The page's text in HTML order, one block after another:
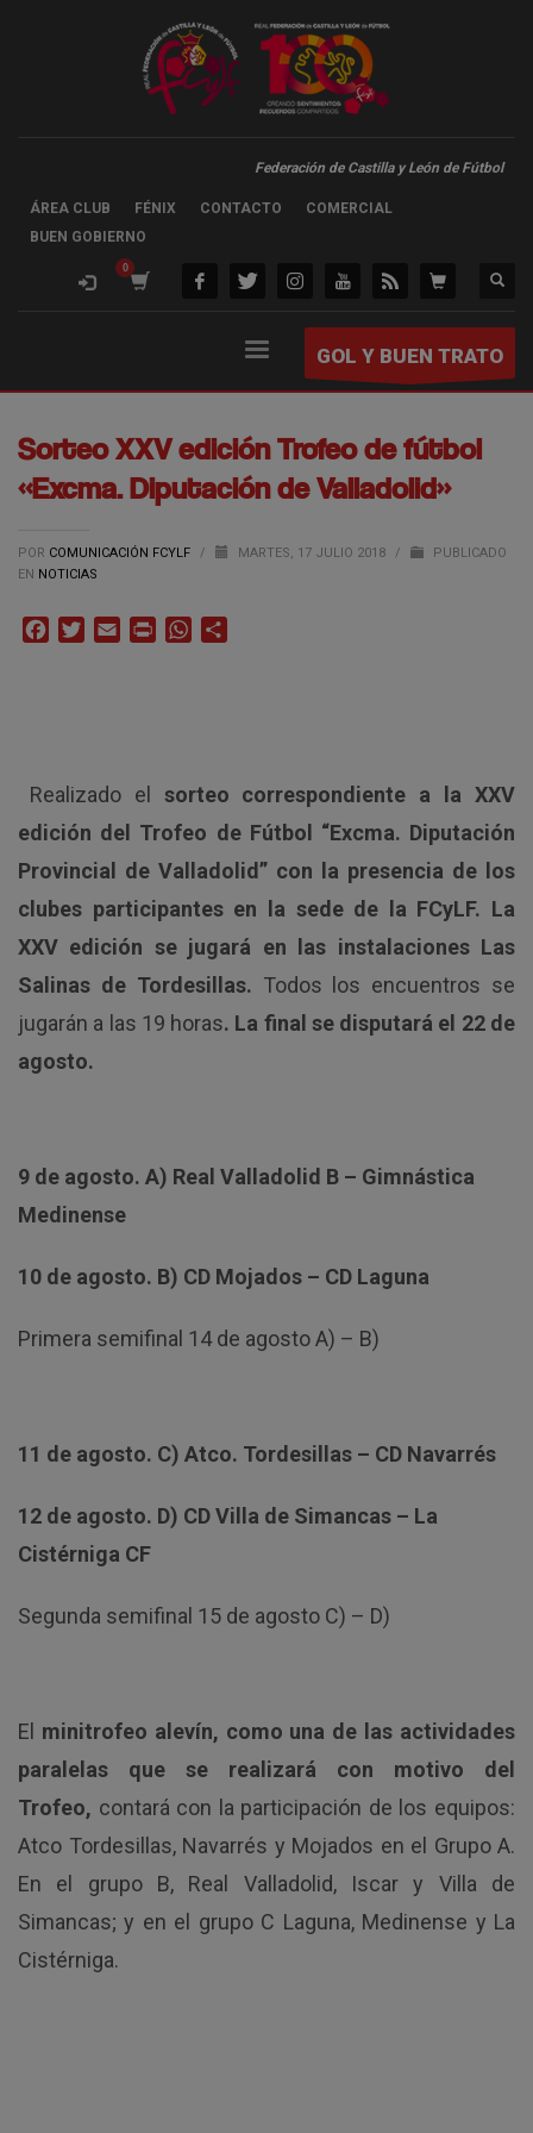
Federación de Castilla y León de Fútbol
ÁREA CLUB FÉNIX CONTACTO
COMERCIAL
BUEN GOBIERNO
GOL Y BUEN TRATO
Sorteo XXV edición Trofeo de fútbol
«Excma. Diputación de Valladolid»
POR COMUNICACIÓN FCYLF / MARTES, 17 JULIO 2018 /
PUBLICADO
EN NOTICIAS
FacebookTwitterEmail Print WhatsApp
Realizado el
sorteo correspondiente a la XXV
edición del Trofeo de Fútbol “Excma. Diputación
Provincial de Valladolid” con la presencia de los
clubes participantes en la sede de la FCyLF. La
XXV edición se jugará en las instalaciones Las
Salinas de Tordesillas. Todos los encuentros se
jugarán a las 19 horas. La final se disputará el 22 de
agosto.
9 de agosto. A) Real Valladolid B – Gimnástica
Medinense
10 de agosto. B) CD Mojados – CD Laguna
Primera semifinal 14 de agosto A) – B)
11 de agosto. C) Atco. Tordesillas – CD Navarrés
12 de agosto. D) CD Villa de Simancas – La
Cistérniga CF
Segunda semifinal 15 de agosto C) – D)
El minitrofeo alevín, como una de las actividades
paralelas que se realizará con motivo del
Trofeo, contará con la participación de los equipos:
Atco Tordesillas, Navarrés y Mojados en el Grupo A.
En el grupo B, Real Valladolid, Iscar y Villa de
Simancas; y en el grupo C Laguna, Medinense y La
Cistérniga.